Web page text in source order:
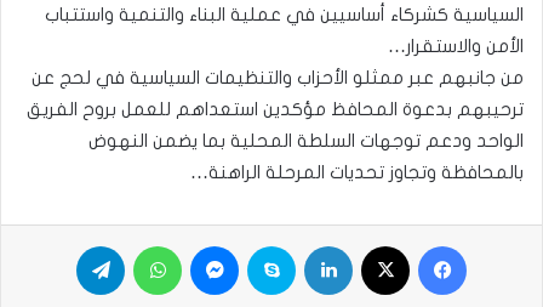
السياسية كشركاء أساسيين في عملية البناء والتنمية واستتباب
الأمن والاستقرار…
من جانبهم عبر ممثلو الأحزاب والتنظيمات السياسية في لحج عن
ترحيبهم بدعوة المحافظ مؤكدين استعداهم للعمل بروح الفريق
الواحد ودعم توجهات السلطة المحلية بما يضمن النهوض
بالمحافظة وتجاوز تحديات المرحلة الراهنة…